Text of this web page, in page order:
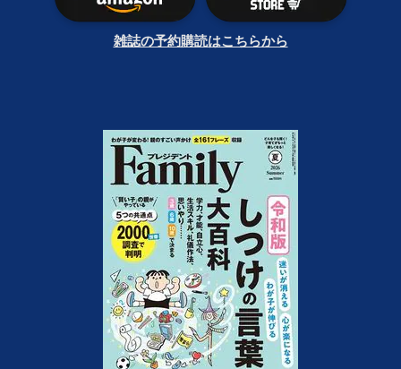
雑誌の予約購読はこちらから